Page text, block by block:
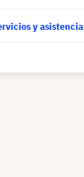
y asistencia